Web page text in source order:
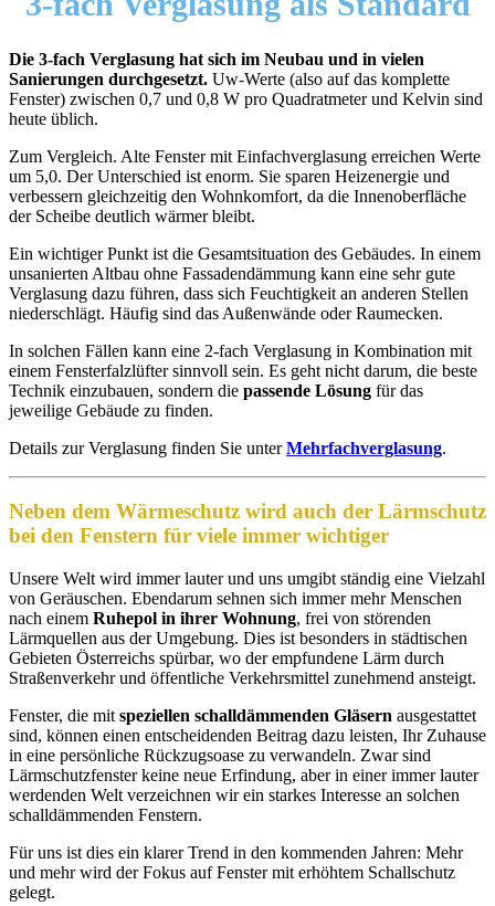
Die 3-fach Verglasung hat sich im Neubau und in vielen
Sanierungen durchgesetzt. Uw-Werte (also auf das komplette
Fenster) zwischen 0,7 und 0,8 W pro Quadratmeter und Kelvin sind
heute üblich.
Zum Vergleich. Alte Fenster mit Einfachverglasung erreichen Werte
um 5,0. Der Unterschied ist enorm. Sie sparen Heizenergie und
verbessern gleichzeitig den Wohnkomfort, da die Innenoberfläche
der Scheibe deutlich wärmer bleibt.
Ein wichtiger Punkt ist die Gesamtsituation des Gebäudes. In einem
unsanierten Altbau ohne Fassadendämmung kann eine sehr gute
Verglasung dazu führen, dass sich Feuchtigkeit an anderen Stellen
niederschlägt. Häufig sind das Außenwände oder Raumecken.
In solchen Fällen kann eine 2-fach Verglasung in Kombination mit
einem Fensterfalzlüfter sinnvoll sein. Es geht nicht darum, die beste
Technik einzubauen, sondern die passende Lösung für das
jeweilige Gebäude zu finden.
Details zur Verglasung finden Sie unterMehrfachverglasung.
Neben dem Wärmeschutz wird auch der Lärmschutz
bei den Fenstern für viele immer wichtiger
Unsere Welt wird immer lauter und uns umgibt ständig eine Vielzahl
von Geräuschen. Ebendarum sehnen sich immer mehr Menschen
nach einem Ruhepol in ihrer Wohnung, frei von störenden
Lärmquellen aus der Umgebung. Dies ist besonders in städtischen
Gebieten Österreichs spürbar, wo der empfundene Lärm durch
Straßenverkehr und öffentliche Verkehrsmittel zunehmend ansteigt.
Fenster, die mit speziellen schalldämmenden Gläsern ausgestattet
sind, können einen entscheidenden Beitrag dazu leisten, Ihr Zuhause
in eine persönliche Rückzugsoase zu verwandeln. Zwar sind
Lärmschutzfenster keine neue Erfindung, aber in einer immer lauter
werdenden Welt verzeichnen wir ein starkes Interesse an solchen
schalldämmenden Fenstern.
Für uns ist dies ein klarer Trend in den kommenden Jahren: Mehr
und mehr wird der Fokus auf Fenster mit erhöhtem Schallschutz
gelegt.